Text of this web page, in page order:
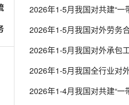
2026年1-5月我国对共建“一
2026年1-5月我国对外劳务
2026年1-5月我国对外承包
2026年1-5月我国全行业对
2026年1-4月我国对共建“一